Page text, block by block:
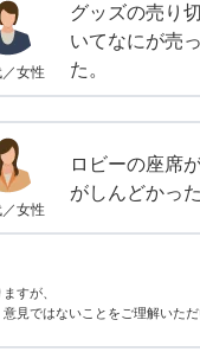
女性
グッズの売り
いてなにが売
た。
女性
ロビーの座席
がしんどかった
すが、
見ではないことをご理解いただ